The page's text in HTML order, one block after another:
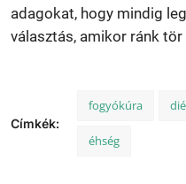
adagokat, hogy mindig
választás, amikor ránk tör
Címkék:
fogyókúra
éhség